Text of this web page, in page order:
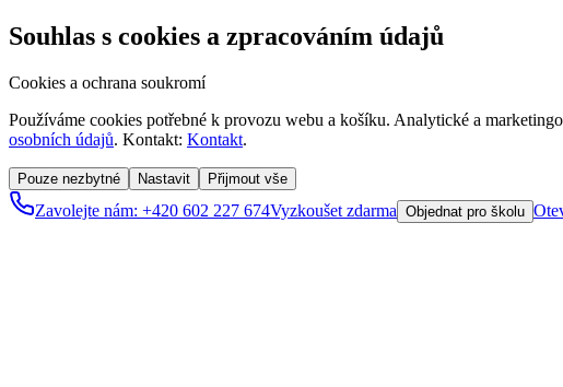
Souhlas s cookies a zpracováním údajů
Cookies a ochrana soukromí
Používáme cookies potřebné k provozu webu a košíku. Analytické a
osobních údajů. Kontakt: Kontakt.
Pouze nezbytné Nastavit Přijmout vše
Zavolejte nám: +420 602 227 674Vyzkoušet zdarma Objednat pro školu